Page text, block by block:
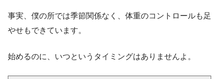
事実、僕の所では季節関係なく、体重のコントロールも足
やせもできています。
始めるのに、いつというタイミングはありませんよ。